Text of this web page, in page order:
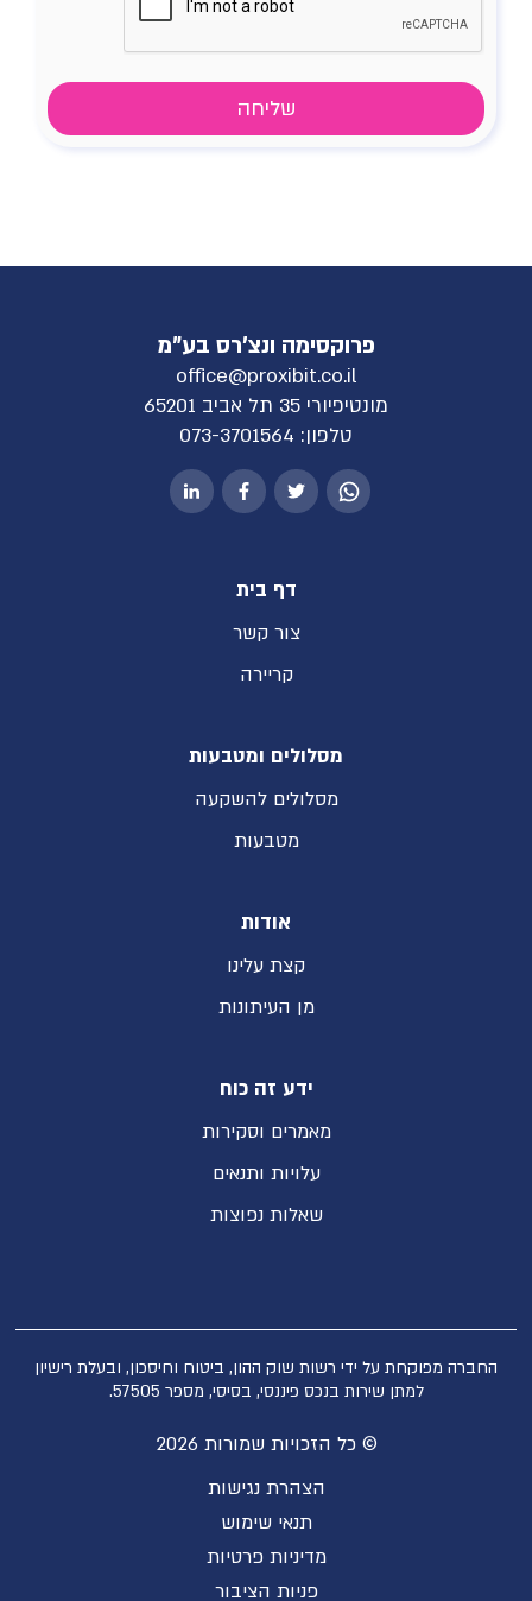
פרוקסימה ונצ'רס בע"מ
office@proxibit.co.il
מונטיפיורי 35 תל אביב 65201
טלפון: 073-3701564
דף בית
צור קשר
קריירה
מסלולים ומטבעות
מסלולים להשקעה
מטבעות
אודות
קצת עלינו
מן העיתונות
ידע זה כוח
מאמרים וסקירות
עלויות ותנאים
שאלות נפוצות
החברה מפוקחת על ידי רשות שוק ההון, ביטוח וחיסכון, ובעלת רישיון
למתן שירות בנכס פיננסי, בסיסי, מספר 57505.
© כל הזכויות שמורות 2026
הצהרת נגישות
תנאי שימוש
מדיניות פרטיות
פניות הציבור